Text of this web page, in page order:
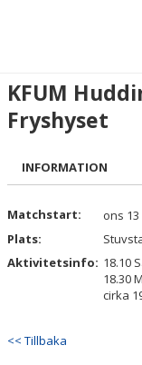
KFUM
Fryshyset
INFORMATION
Matchstart:
ons 13
Plats:
Aktivitetsinfo: 18.10
18.30
cirka
<< Tillbaka